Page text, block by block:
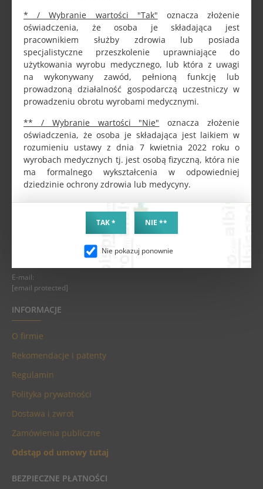
* / Wybranie wartości "Tak" oznacza złożenie
oświadczenia, że osoba je składająca jest
pracownikiem służby zdrowia lub posiada
specjalistyczne przeszkolenie uprawniające do
użytkowania wyrobu medycznego, lub która z uwagi
na wykonywany zawód, pełnioną funkcję lub
prowadzoną działalność gospodarczą uczestniczy w
prowadzeniu obrotu wyrobami medycznymi.
** / Wybranie wartości "Nie" oznacza złożenie
oświadczenia, że osoba je składająca jest laikiem w
rozumieniu ustawy z dnia 7 kwietnia 2022 roku o
wyrobach medycznych tj. jest osobą fizyczną, która nie
ma formalnego wykształcenia w odpowiedniej
dziedzinie ochrony zdrowia lub medycyny.
TAK * NIE **
Nie pokazuj ponownie
ALBIS MAZUR SPÓŁKA Z OGRANICZONĄ ODPOWIEDZIALNOŚCIĄ
Stawiszyńska 10 lok. 2, PL-62800 Kalisz
NIP / VAT PL6182139326
REGON 301944633
KRS 0000399035
BDO 000137792
61 2030 0045 1110 0000 0380 2280
Ltd / GmbH / LLC / S.r.l. / Sp. z o. o.
KONTAKT
+48 62 765 95 93
E-mail:
[email protected]
INFORMACJE
O firmie
Rekomendacje i patenty
Regulamin
Polityka prywatności
Dostawa i zwrot
Zamówienia publiczne
Odstąp od umowy tutaj
BEZPIECZNE PŁATNOŚCI